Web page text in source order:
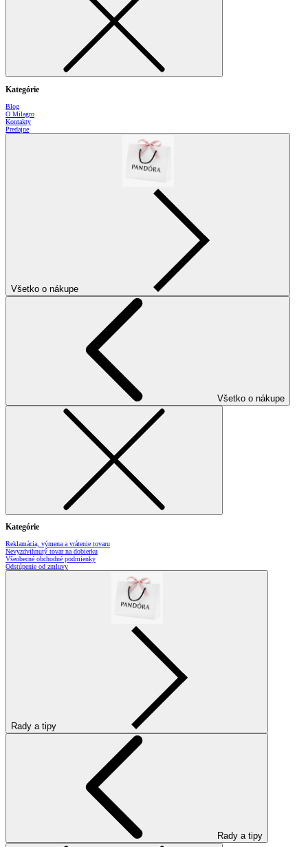
Kategórie
Blog
O Milagro
Kontakty
Predajne
Všetko o nákupe
Všetko o nákupe
Kategórie
Reklamácia, výmena a vrátenie tovaru
Nevyzdvihnutý tovar na dobierku
Všeobecné obchodné podmienky
Odstúpenie od zmluvy
Rady a tipy
Rady a tipy